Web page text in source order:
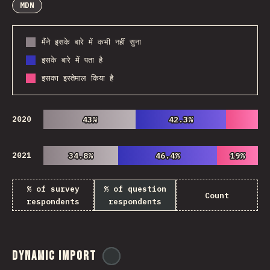
MDN
मैंने इसके बारे में कभी नहीं सुना
इसके बारे में पता है
इसका इस्तेमाल किया है
2020 43%
43% 42.3%
42.3%
2021 34.8%
34.8% 46.4%
46.4% 19%
19%
% of survey
respondents
% of question
respondents
Count
Dynamic Import